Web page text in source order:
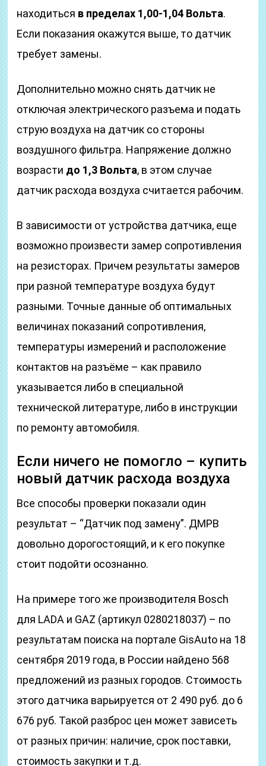
находиться в пределах 1,00-1,04 Вольта.
Если показания окажутся выше, то датчик
требует замены.
Дополнительно можно снять датчик не
отключая электрического разъема и подать
струю воздуха на датчик со стороны
воздушного фильтра. Напряжение должно
возрасти до 1,3 Вольта, в этом случае
датчик расхода воздуха считается рабочим.
В зависимости от устройства датчика, еще
возможно произвести замер сопротивления
на резисторах. Причем результаты замеров
при разной температуре воздуха будут
разными. Точные данные об оптимальных
величинах показаний сопротивления,
температуры измерений и расположение
контактов на разъёме – как правило
указывается либо в специальной
технической литературе, либо в инструкции
по ремонту автомобиля.
Если ничего не помогло – купить
новый датчик расхода воздуха
Все способы проверки показали один
результат – “Датчик под замену”. ДМРВ
довольно дорогостоящий, и к его покупке
стоит подойти осознанно.
На примере того же производителя Bosch
для LADA и GAZ (артикул 0280218037) – по
результатам поиска на портале GisAuto на 18
сентября 2019 года, в России найдено 568
предложений из разных городов. Стоимость
этого датчика варьируется от 2 490 руб. до 6
676 руб. Такой разброс цен может зависеть
от разных причин: наличие, срок поставки,
стоимость закупки и т.д.